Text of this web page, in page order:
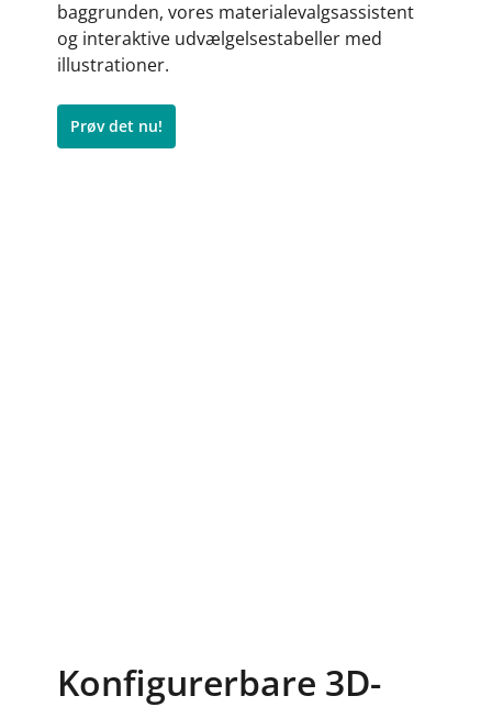
baggrunden, vores materialevalgsassistent
og interaktive udvælgelsestabeller med
illustrationer.
Prøv det nu!
Konfigurerbare 3D-